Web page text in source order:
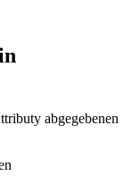
abgegebenen